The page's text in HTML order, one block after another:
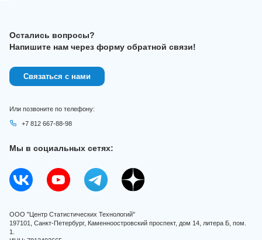
Остались вопросы?
Напишите нам через форму обратной связи!
Связаться с нами
Или позвоните по телефону:
+7 812 667-88-98
Мы в социальных сетях:
ООО "Центр Статистических Технологий"
197101, Санкт-Петербург, Каменноостровский проспект, дом 14, литера Б, пом.
1.